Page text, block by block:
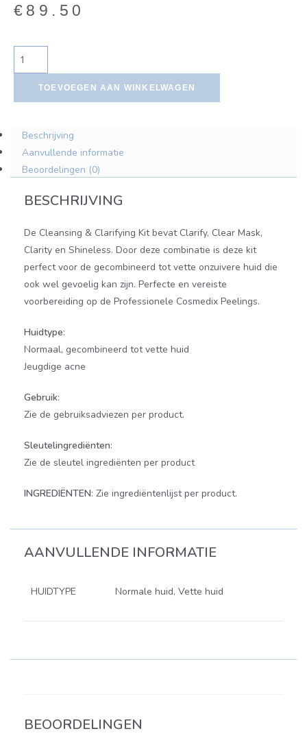
€ 89.50
TOEVOEGEN AAN WINKELWAGEN
Beschrijving
Aanvullende informatie
Beoordelingen (0)
BESCHRIJVING
De Cleansing & Clarifying Kit bevat Clarify, Clear Mask,
Clarity en Shineless. Door deze combinatie is deze kit
perfect voor de gecombineerd tot vette onzuivere huid die
ook wel gevoelig kan zijn. Perfecte en vereiste
voorbereiding op de Professionele Cosmedix Peelings.
Huidtype:
Normaal, gecombineerd tot vette huid
Jeugdige acne
Gebruik:
Zie de gebruiksadviezen per product.
Sleutelingrediënten:
Zie de sleutel ingrediënten per product
INGREDIËNTEN: Zie ingrediëntenlijst per product.
AANVULLENDE INFORMATIE
HUIDTYPE Normale huid, Vette huid
BEOORDELINGEN